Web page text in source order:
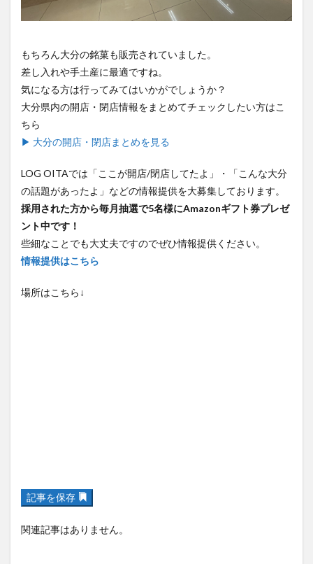
もちろん大分の銘菓も販売されていました。
差し入れや手土産に最適ですね。
気になる方は行ってみてはいかがでしょうか？
大分県内の開店・閉店情報をまとめてチェックしたい方はこ
ちら
▶ 大分の開店・閉店まとめを見る
LOG OITAでは「ここが開店/閉店してたよ」・「こんな大分
の話題があったよ」などの情報提供を大募集しております。
採用された方から毎月抽選で5名様にAmazonギフト券プレゼ
ント中です！
些細なことでも大丈夫ですのでぜひ情報提供ください。
情報提供はこちら
場所はこちら↓
記事を保存
関連記事はありません。